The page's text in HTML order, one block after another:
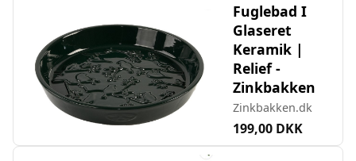
Fuglebad I
Glaseret
Keramik |
Relief -
Zinkbakken
Zinkbakken.dk
199,00 DKK